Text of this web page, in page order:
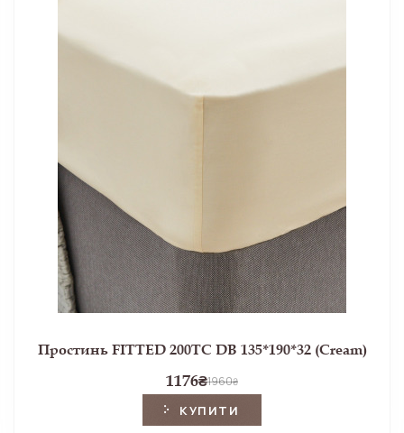
Простинь FITTED 200TC DB 135*190*32 (Cream)
1176₴1960₴
КУПИТИ